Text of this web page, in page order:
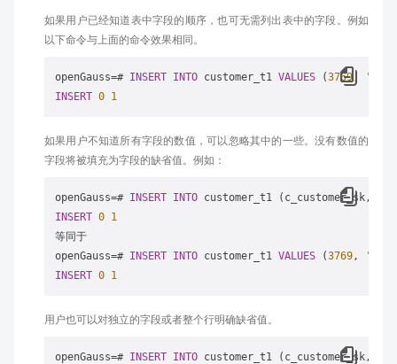
如果用户已经知道表中字段的顺序，也可无需列出表中的字段。例如
以下命令与上面的命令效果相同。
openGauss=# INSERT INTO customer_t1 VALUES (3769 ,
INSERT 0 1
如果用户不知道所有字段的数值，可以忽略其中的一些。没有数值的
字段将被填充为字段的缺省值。例如：
openGauss=# INSERT INTO customer_t1 (c_customer_sk,
INSERT 0 1
等同于
openGauss=# INSERT INTO customer_t1 VALUES (3769,
INSERT 0 1
用户也可以对独立的字段或者整个行明确缺省值。
openGauss=# INSERT INTO customer_t1 (c_customer_sk,